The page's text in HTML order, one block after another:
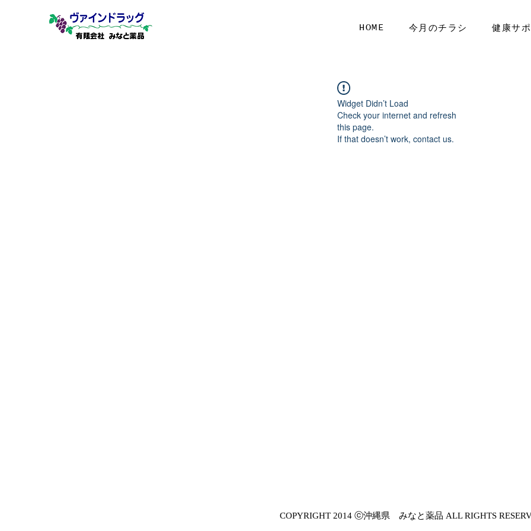
有限会社 みなと薬品
HOME 今月のチラシ 健康サ
Widget Didn’t Load
Check your internet and refresh
this page.
If that doesn’t work, contact us.
COPYRIGHT 2014 ⓒ沖縄県 みなと薬品 ALL RIGHTS